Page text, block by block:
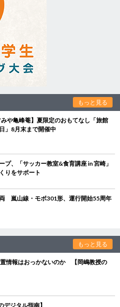
もっと見る
みや亀峰菴】夏限定のおもてなし「旅館
」8月末まで開催中
、「サッカー教室&食育講座 in 宮崎」
りをサポート
嵐山線・モボ301形、運行開始55周年
もっと見る
情報はおっかないのか 【岡嶋教授の
ジタル指南】